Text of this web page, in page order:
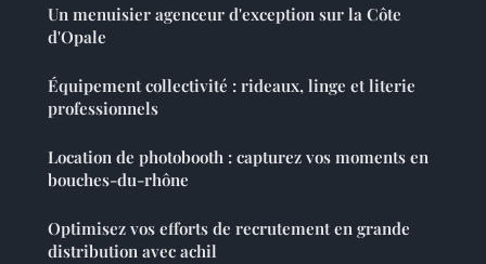
Un menuisier agenceur d'exception sur la Côte
d'Opale
Équipement collectivité : rideaux, linge et literie
professionnels
Location de photobooth : capturez vos moments en
bouches-du-rhône
Optimisez vos efforts de recrutement en grande
distribution avec achil